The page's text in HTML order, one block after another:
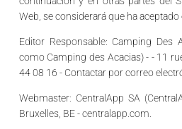
Web, se considerará que ha
Editor Responsable: Camping Des
como Camping des Acacias) - - 11
44 08 16 - Contactar por correo
Webmaster: CentralApp SA
Bruxelles, BE - centralapp.com.